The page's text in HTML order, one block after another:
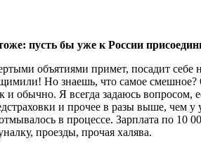
пусть бы уже к России
объятиями примет, посадит
щимили! Но знаешь, что самое
Я всегда задаюсь вопросом,
и прочее в разы выше, чем у
в процессе. Зарплата по
проезды, прочая халява.